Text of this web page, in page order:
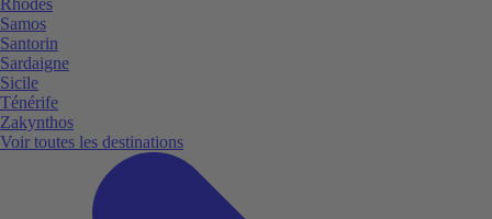
Samos
Santorin
Sardaigne
Sicile
Ténérife
Zakynthos
Voir toutes les destinations